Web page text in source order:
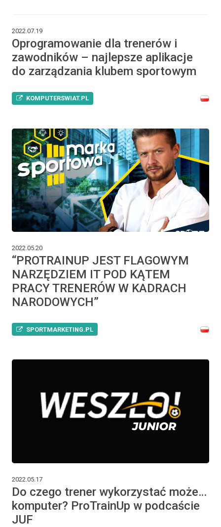
2022.07.19
Oprogramowanie dla trenerów i
zawodników – najlepsze aplikacje
do zarządzania klubem sportowym
KOMPUTERSWIAT.PL
2022.05.20
“PROTRAINUP JEST FLAGOWYM
NARZĘDZIEM IT POD KĄTEM
PRACY TRENERÓW W KADRACH
NARODOWYCH”
SPORTMARKETING.PL
2022.05.17
Do czego trener wykorzystać może…
komputer? ProTrainUp w podcaście
JUF